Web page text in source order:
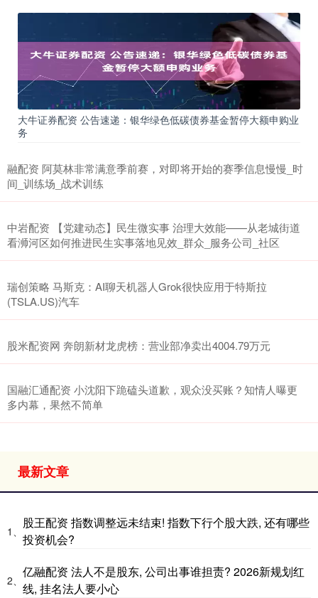
大牛证券配资 公告速递：银华绿色低碳债券基金暂停大额申购业
务
融配资 阿莫林非常满意季前赛，对即将开始的赛季信息慢慢_时
间_训练场_战术训练
中岩配资 【党建动态】民生微实事 治理大效能——从老城街道
看浉河区如何推进民生实事落地见效_群众_服务公司_社区
瑞创策略 马斯克：AI聊天机器人Grok很快应用于特斯拉
(TSLA.US)汽车
股米配资网 奔朗新材龙虎榜：营业部净卖出4004.79万元
国融汇通配资 小沈阳下跪磕头道歉，观众没买账？知情人曝更
多内幕，果然不简单
最新文章
1、
股王配资 指数调整远未结束! 指数下行个股大跌, 还有哪些
投资机会?
2、
亿融配资 法人不是股东, 公司出事谁担责? 2026新规划红
线, 挂名法人要小心